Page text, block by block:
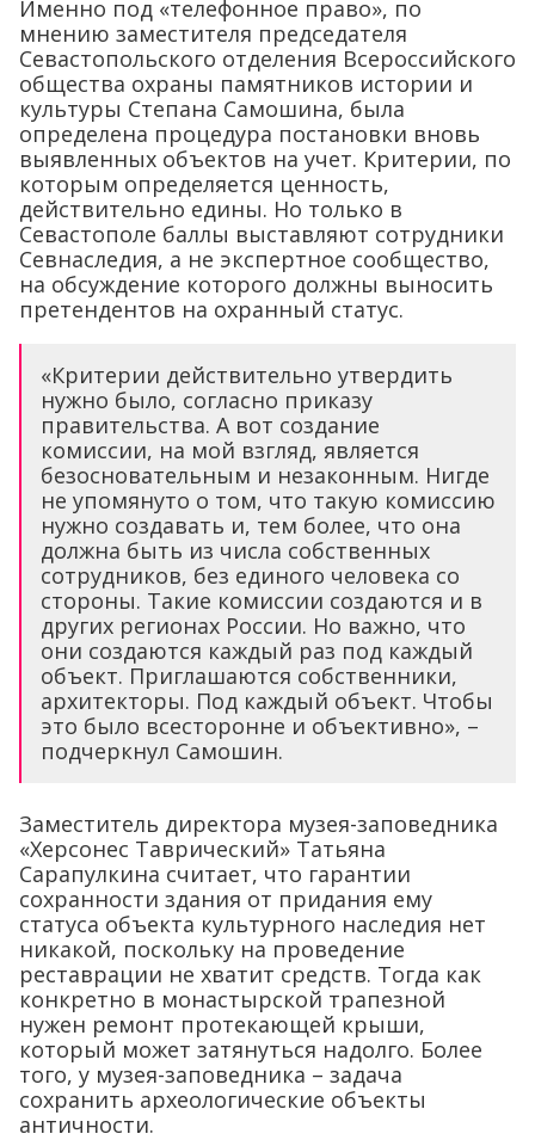
Именно под «телефонное право», по
мнению заместителя председателя
Севастопольского отделения Всероссийского
общества охраны памятников истории и
культуры Степана Самошина, была
определена процедура постановки вновь
выявленных объектов на учет. Критерии, по
которым определяется ценность,
действительно едины. Но только в
Севастополе баллы выставляют сотрудники
Севнаследия, а не экспертное сообщество,
на обсуждение которого должны выносить
претендентов на охранный статус.
«Критерии действительно утвердить
нужно было, согласно приказу
правительства. А вот создание
комиссии, на мой взгляд, является
безосновательным и незаконным. Нигде
не упомянуто о том, что такую комиссию
нужно создавать и, тем более, что она
должна быть из числа собственных
сотрудников, без единого человека со
стороны. Такие комиссии создаются и в
других регионах России. Но важно, что
они создаются каждый раз под каждый
объект. Приглашаются собственники,
архитекторы. Под каждый объект. Чтобы
это было всесторонне и объективно», –
подчеркнул Самошин.
Заместитель директора музея-заповедника
«Херсонес Таврический» Татьяна
Сарапулкина считает, что гарантии
сохранности здания от придания ему
статуса объекта культурного наследия нет
никакой, поскольку на проведение
реставрации не хватит средств. Тогда как
конкретно в монастырской трапезной
нужен ремонт протекающей крыши,
который может затянуться надолго. Более
того, у музея-заповедника – задача
сохранить археологические объекты
античности.